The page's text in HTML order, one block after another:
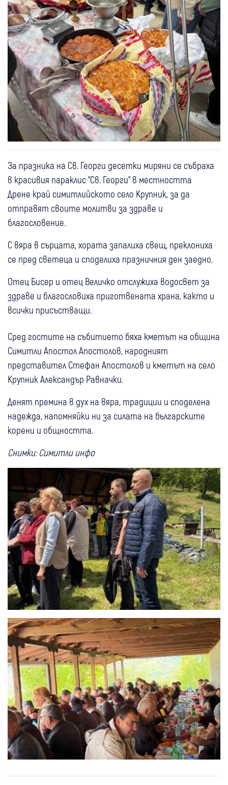
За празника на Св. Георги десетки миряни се събраха
в красивия параклис “Св. Георги“ в местността
Дрене край симитлийското село Крупник, за да
отправят своите молитви за здраве и
благословение.
С вяра в сърцата, хората запалиха свещ, преклониха
се пред светеца и споделиха празничния ден заедно.
Отец Бисер и отец Величко отслужиха водосвет за
здраве и благословиха приготвената храна, както и
всички присъстващи.
Сред гостите на събитието бяха кметът на община
Симитли Апостол Апостолов, народният
представител Стефан Апостолов и кметът на село
Крупник Александър Равначки.
Денят премина в дух на вяра, традиции и споделена
надежда, напомняйки ни за силата на българските
корени и общността.
Снимки: Симитли инфо